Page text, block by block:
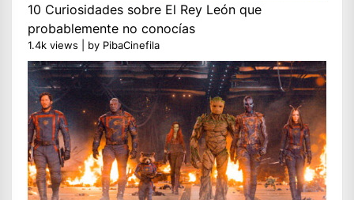
10 Curiosidades sobre El Rey León que
probablemente no conocías
1.4k views by PibaCinefila